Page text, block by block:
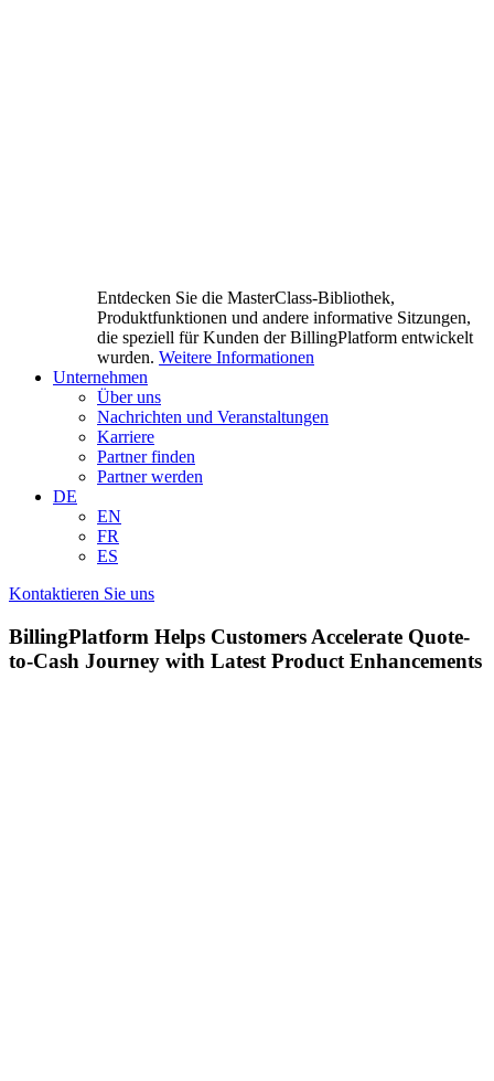
Entdecken Sie die MasterClass-Bibliothek,
Produktfunktionen und andere informative Sitzungen,
die speziell für Kunden der BillingPlatform entwickelt
wurden. Weitere Informationen
Unternehmen
Über uns
Nachrichten und Veranstaltungen
Karriere
Partner finden
Partner werden
DE
EN
FR
ES
Kontaktieren Sie uns
BillingPlatform Helps Customers Accelerate Quote-
to-Cash Journey with Latest Product Enhancements